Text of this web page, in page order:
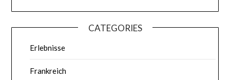
CATEGORIES
Erlebnisse
Frankreich